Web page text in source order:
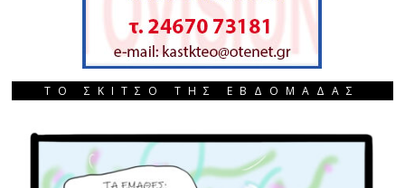
ΤΟ ΣΚΙΤΣΟ ΤΗΣ ΕΒΔΟΜΑΔΑΣ